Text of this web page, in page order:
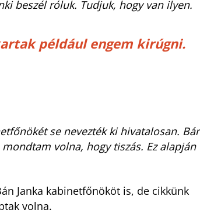
beszél róluk. Tudjuk, hogy van ilyen.
például engem kirúgni.
se nevezték ki hivatalosan. Bár
volna, hogy tiszás. Ez alapján
Janka kabinetfőnököt is, de cikkünk
volna.